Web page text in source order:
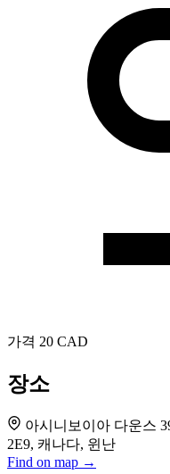
가격 20 CAD
장소
아시니보이아 다운스
2E9, 캐나다, 윈난
Find on map →